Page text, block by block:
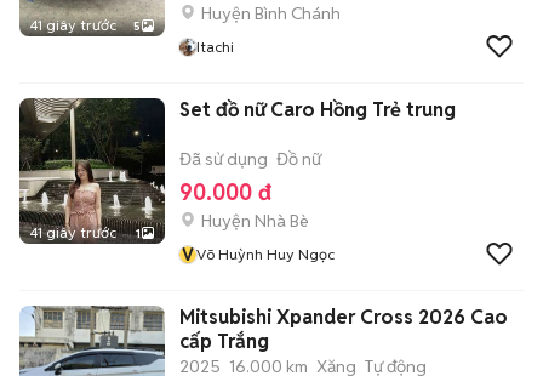
41 giây trước 5
Huyện Bình Chánh
Itachi
41 giây trước 1
Set đồ nữ Caro Hồng Trẻ trung
Đã sử dụng Đồ nữ
90.000 đ
Huyện Nhà Bè
VVõ Huỳnh Huy Ngọc
Mitsubishi Xpander Cross 2026 Cao
cấp Trắng
2025 16.000 km Xăng Tự động